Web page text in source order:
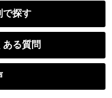
で探す
る質問